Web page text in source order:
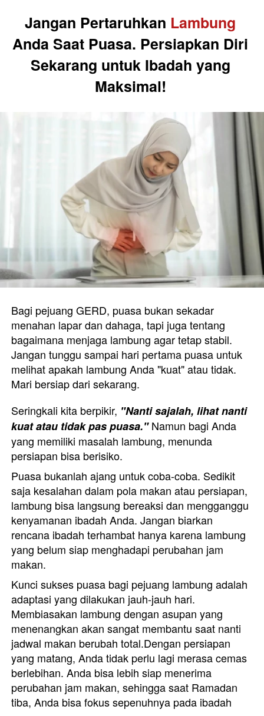
Jangan Pertaruhkan
Anda Saat Puasa. Persiapkan Diri
Sekarang untuk Ibadah yang
Maksimal!
Bagi pejuang GERD, puasa bukan sekadar
menahan lapar dan dahaga, tapi juga tentang
bagaimana menjaga lambung agar tetap stabil.
Jangan tunggu sampai hari pertama puasa untuk
melihat apakah lambung Anda "kuat" atau tidak.
Mari bersiap dari sekarang.
Seringkali kita berpikir, "Nanti sajalah, lihat nanti
kuat atau tidak pas puasa." Namun bagi Anda
yang memiliki masalah lambung, menunda
persiapan bisa berisiko.
Puasa bukanlah ajang untuk coba-coba. Sedikit
saja kesalahan dalam pola makan atau persiapan,
lambung bisa langsung bereaksi dan mengganggu
kenyamanan ibadah Anda. Jangan biarkan
rencana ibadah terhambat hanya karena lambung
yang belum siap menghadapi perubahan jam
makan.
Kunci sukses puasa bagi pejuang lambung adalah
adaptasi yang dilakukan jauh-jauh hari.
Membiasakan lambung dengan asupan yang
menenangkan akan sangat membantu saat nanti
jadwal makan berubah total.Dengan persiapan
yang matang, Anda tidak perlu lagi merasa cemas
berlebihan. Anda bisa lebih siap menerima
perubahan jam makan, sehingga saat Ramadan
tiba, Anda bisa fokus sepenuhnya pada ibadah